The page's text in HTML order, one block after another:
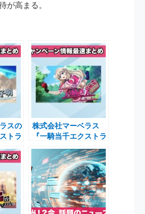
が高まる。
スの
トラ
株式会社マーベラス
『一騎当千エクストラ
イベント「異世界！？
錯綜するメルヘンワー
ルド」開催決定